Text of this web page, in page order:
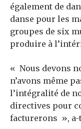
également de
danse pour les
groupes de six
produire à
« Nous devons
n’avons même
l’intégralité de
directives pour
facturerons », a-